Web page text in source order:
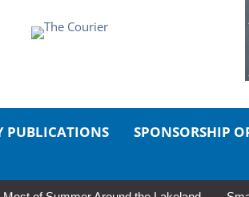
PUBLICATIONS SPONSORSHIP